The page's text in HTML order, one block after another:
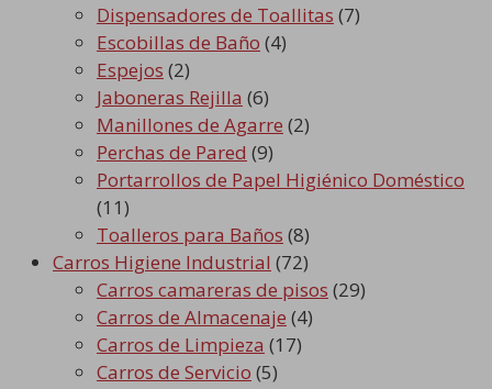
Dispensadores de Toallitas (7)
Escobillas de Baño (4)
Espejos (2)
Jaboneras Rejilla (6)
Manillones de Agarre (2)
Perchas de Pared (9)
Portarrollos de Papel Higiénico Doméstico
(11)
Toalleros para Baños (8)
Carros Higiene Industrial (72)
Carros camareras de pisos (29)
Carros de Almacenaje (4)
Carros de Limpieza (17)
Carros de Servicio (5)